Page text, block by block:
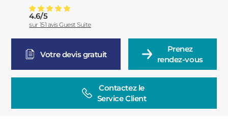
France
Pergola à Pornic
Note moyenne :
4.6/5
sur 151 avis Guest Suite
Votre devis gratuit
Prenez
rendez-vous
Contactez le
Service Client